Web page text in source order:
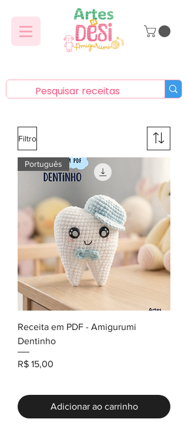
Filtro
Português
Receita em PDF - Amigurumi
Dentinho
Preço
R$ 15,00
Adicionar ao carrinho